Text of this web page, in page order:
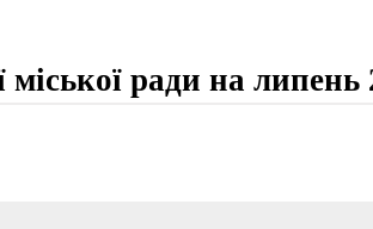
ради на липень